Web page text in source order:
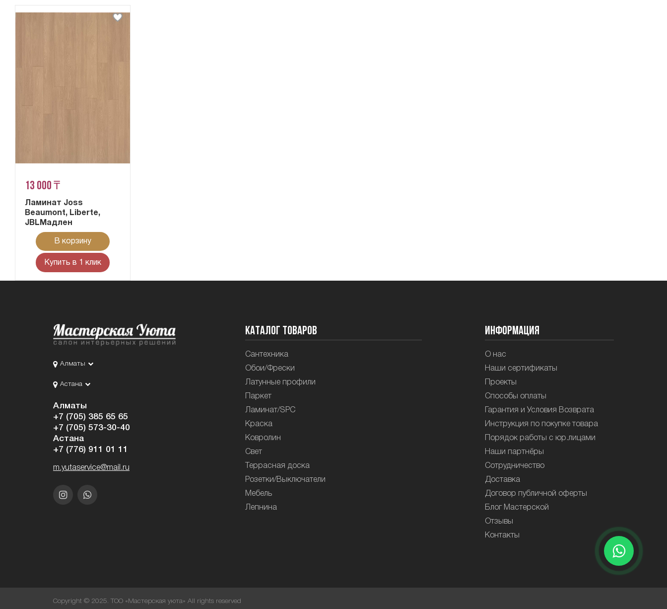
13 000 ₸
Ламинат Joss
Beaumont, Liberte,
JBLМадлен
В корзину
Купить в 1 клик
Алматы
Астана
Алматы
+7 (705) 385 65 65
+7 (705) 573-30-40
Астана
+7 (776) 911 01 11
m.yutaservice@mail.ru
Каталог товаров
Сантехника
Обои/Фрески
Латунные профили
Паркет
Ламинат/SPC
Краска
Ковролин
Свет
Террасная доска
Розетки/Выключатели
Мебель
Лепнина
Информация
О нас
Наши сертификаты
Проекты
Способы оплаты
Гарантия и Условия Возврата
Инструкция по покупке товара
Порядок работы с юр.лицами
Наши партнёры
Сотрудничество
Доставка
Договор публичной оферты
Блог Мастерской
Отзывы
Контакты
Copyright © 2025. ТОО «Мастерская уюта» All rights reserved